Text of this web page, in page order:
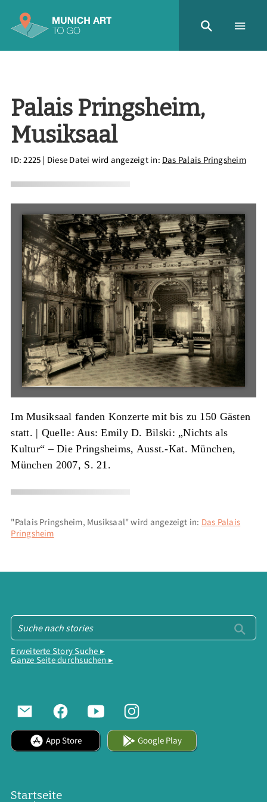
Palais Pringsheim,
Musiksaal
ID: 2225 | Diese Datei wird angezeigt in: Das Palais Pringsheim
Im Musiksaal fanden Konzerte mit bis zu 150 Gästen
statt. | Quelle: Aus: Emily D. Bilski: „Nichts als
Kultur“ – Die Pringsheims, Ausst.-Kat. München,
München 2007, S. 21.
"Palais Pringsheim, Musiksaal" wird angezeigt in: Das Palais
Pringsheim
Erweiterte Story Suche ▸
Ganze Seite durchsuchen ▸
App Store Google Play
Startseite